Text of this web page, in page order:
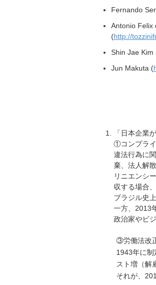
Fernando
Antonio Felix
(http://
Shin Jae Kim
Jun Makuta (
「日本企業
①コンプライ
違法行為に
棄、法人解散
リニエンシ
収する場合
ブラジル史
一方、2013
政治家やビ
③労働法改
1943年に制
スト増（解
それが、